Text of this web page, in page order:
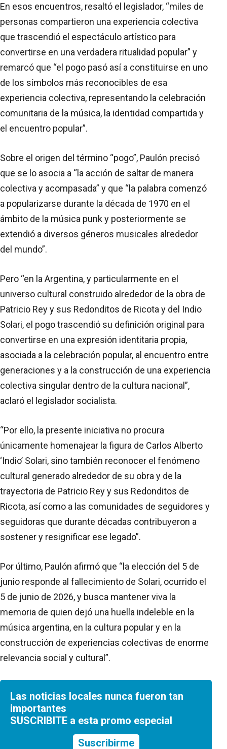
En esos encuentros, resaltó el legislador, “miles de
personas compartieron una experiencia colectiva
que trascendió el espectáculo artístico para
convertirse en una verdadera ritualidad popular” y
remarcó que “el pogo pasó así a constituirse en uno
de los símbolos más reconocibles de esa
experiencia colectiva, representando la celebración
comunitaria de la música, la identidad compartida y
el encuentro popular”.
Sobre el origen del término “pogo”, Paulón precisó
que se lo asocia a “la acción de saltar de manera
colectiva y acompasada” y que “la palabra comenzó
a popularizarse durante la década de 1970 en el
ámbito de la música punk y posteriormente se
extendió a diversos géneros musicales alrededor
del mundo”.
Pero “en la Argentina, y particularmente en el
universo cultural construido alrededor de la obra de
Patricio Rey y sus Redonditos de Ricota y del Indio
Solari, el pogo trascendió su definición original para
convertirse en una expresión identitaria propia,
asociada a la celebración popular, al encuentro entre
generaciones y a la construcción de una experiencia
colectiva singular dentro de la cultura nacional”,
aclaró el legislador socialista.
“Por ello, la presente iniciativa no procura
únicamente homenajear la figura de Carlos Alberto
‘Indio’ Solari, sino también reconocer el fenómeno
cultural generado alrededor de su obra y de la
trayectoria de Patricio Rey y sus Redonditos de
Ricota, así como a las comunidades de seguidores y
seguidoras que durante décadas contribuyeron a
sostener y resignificar ese legado”.
Por último, Paulón afirmó que “la elección del 5 de
junio responde al fallecimiento de Solari, ocurrido el
5 de junio de 2026, y busca mantener viva la
memoria de quien dejó una huella indeleble en la
música argentina, en la cultura popular y en la
construcción de experiencias colectivas de enorme
relevancia social y cultural”.
Las noticias locales nunca fueron tan
importantes
SUSCRIBITE a esta promo especial
Suscribirme